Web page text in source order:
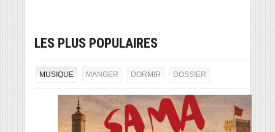
LES PLUS POPULAIRES
MUSIQUE MANGER DORMIR DOSSIER